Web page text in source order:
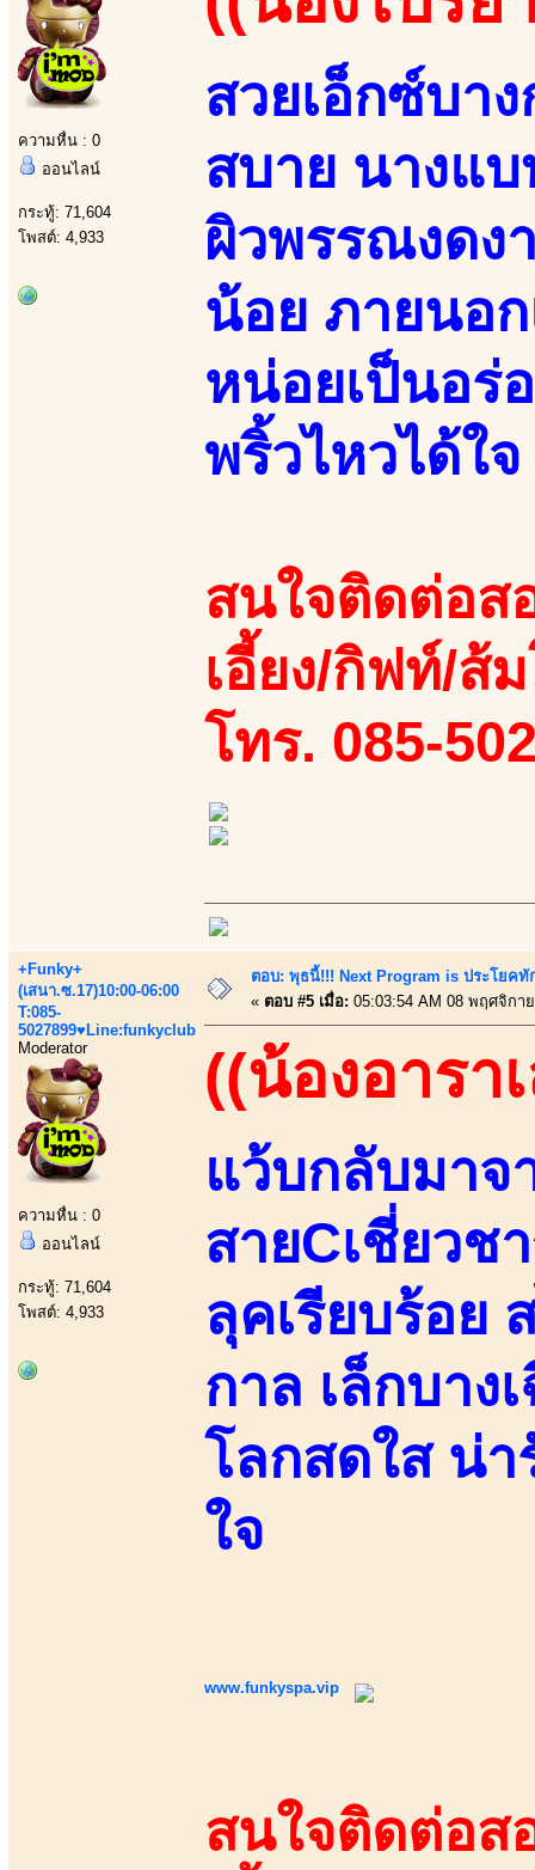
ความหื่น : 0
ออนไลน์
กระทู้: 71,604
โพสต์: 4,933
สวยเอ็กซ์บา
สบาย นางแ
ผิวพรรณงดง
น้อย ภายนอ
หน่อยเป็นอร่
พริ้วไหวได้ใจ
สนใจติดต่อส
เอี้ยง/กิฟท์/ส้
โทร. 085-
+Funky+
(เสนา.ซ.17)10:00-06:00
T:085-
5027899♥Line:funkyclub
Moderator
ความหื่น : 0
ออนไลน์
กระทู้: 71,604
โพสต์: 4,933
ตอบ: พุธนี้!!! Next Program is ประโยค
« ตอบ #5 เมื่อ: 05:03:54 AM 08 พฤศจิกา
((น้องอารา
แว้บกลับมาจ
สายCเชี่ยวช
ลุคเรียบร้อย
กาล เล็กบาง
โลกสดใส น่
ใจ
www.funkyspa.vip
สนใจติดต่อส